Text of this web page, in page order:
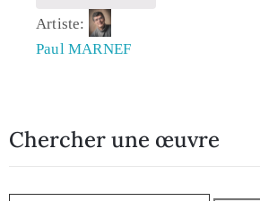
Artiste:
Paul MARNEF
Chercher une œuvre